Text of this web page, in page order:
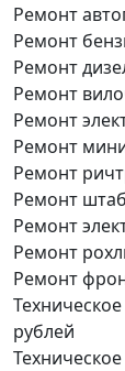
Ремонт
Ремонт
Ремонт
Ремонт
Ремонт
Ремонт
Ремонт
Ремонт
Ремонт
Ремонт
Ремонт
рублей